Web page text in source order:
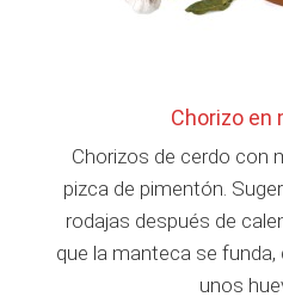
Chorizo en
Chorizos de cerdo con
pizca de pimentón.
rodajas después de
que la manteca se
unos